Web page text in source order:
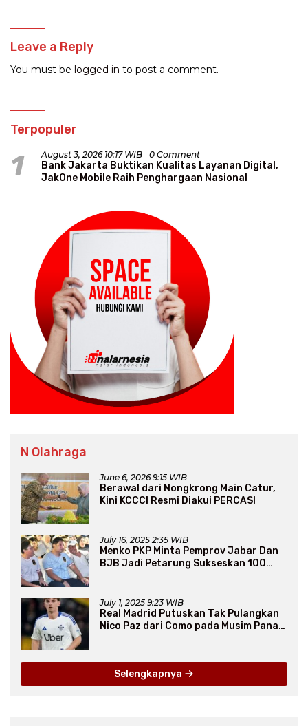
Leave a Reply
You must be logged in to post a comment.
Terpopuler
1 August 3, 2026 10:17 WIB 0 Comment
Bank Jakarta Buktikan Kualitas Layanan Digital,
JakOne Mobile Raih Penghargaan Nasional
N Olahraga
June 6, 2026 9:15 WIB
Berawal dari Nongkrong Main Catur,
Kini KCCCI Resmi Diakui PERCASI
July 16, 2025 2:35 WIB
Menko PKP Minta Pemprov Jabar Dan
BJB Jadi Petarung Sukseskan 100
July 1, 2025 9:23 WIB
Real Madrid Putuskan Tak Pulangkan
Nico Paz dari Como pada Musim Panas
Selengkapnya